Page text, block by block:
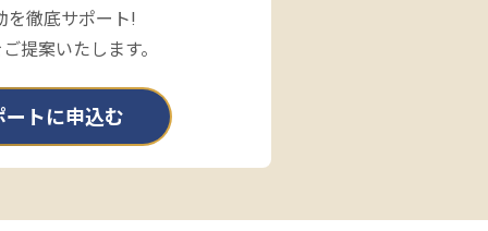
を徹底サポート!
提案いたします。
ートに申込む